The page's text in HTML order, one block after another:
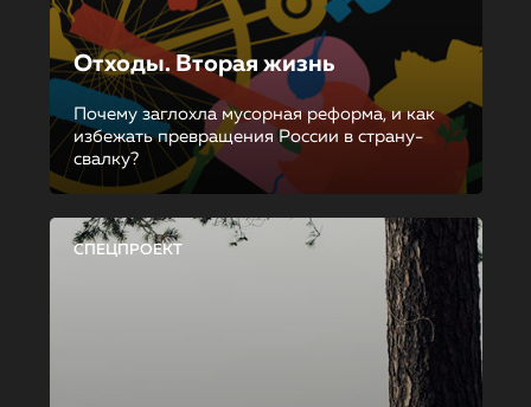
Отходы. Вторая жизнь
Почему заглохла мусорная реформа, и как
избежать превращения России в страну-
свалку?
СПЕЦПРОЕКТ